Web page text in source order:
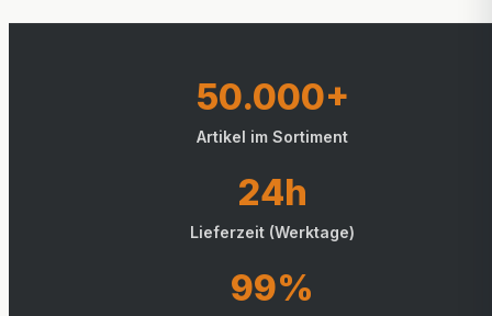
50.000+
Artikel im Sortiment
24h
Lieferzeit (Werktage)
99%